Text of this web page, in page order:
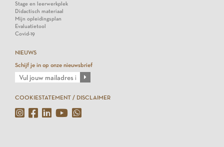
Stage en leerwerkplek
Didactisch materiaal
Mijn opleidingsplan
Evaluatietool
Covid-19
NIEUWS
Schijf je in op onze nieuwsbrief
COOKIESTATEMENT / DISCLAIMER